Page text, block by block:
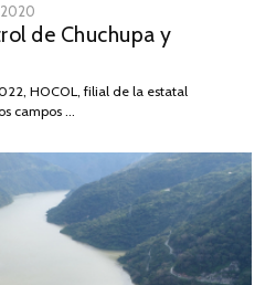
2020
DE
2026
de Chuchupa y
HOCOL, filial de la estatal
campos …